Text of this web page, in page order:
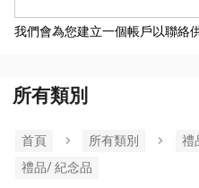
我們會為您建立一個帳戶以聯絡
所有類別
首頁 所有類別
禮
禮品/ 紀念品